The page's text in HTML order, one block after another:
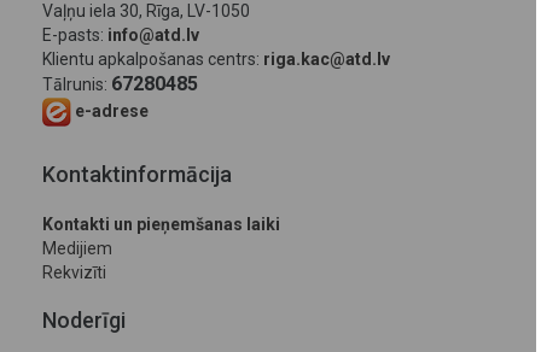
Vaļņu iela 30, Rīga, LV-1050
E-pasts: info@atd.lv
Klientu apkalpošanas centrs: riga.kac@atd.lv
Tālrunis: 67280485
e-adrese
Kontaktinformācija
Kontakti un pieņemšanas laiki
Medijiem
Rekvizīti
Noderīgi